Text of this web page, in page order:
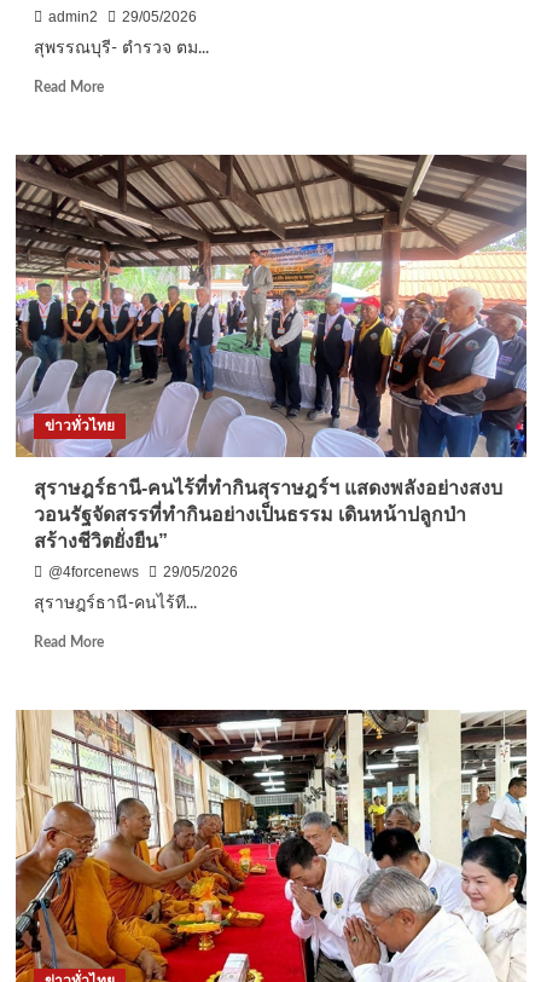
ศรัทธา
เมือง
โลก
admin2
29/05/2026
สุพรรณบุรี- ตำรวจ ตม...
Read MoreRead
สุพรรณบุรี-
ตำรวจ
ตม
ร่วม
กอ
รมน
จัดหา
งาน
บุก
จับ
แรงงาน
ไม่มี
ใบ
อนุญาต
ข่าวทั่วไทย
สุราษฎร์ธานี-คนไร้ที่ทำกินสุราษฎร์ฯ แสดงพลังอย่างสงบ
วอนรัฐจัดสรรที่ทำกินอย่างเป็นธรรม เดินหน้าปลูกป่า
สร้างชีวิตยั่งยืน”
@4forcenews
29/05/2026
สุราษฎร์ธานี-คนไร้ที...
Read MoreRead
สุราษฎร์ธานี-
คน
ไร้
ที่
ทำ
กิน
สุ
ราษฎร์ฯ
แสดง
พลัง
อย่าง
สงบ